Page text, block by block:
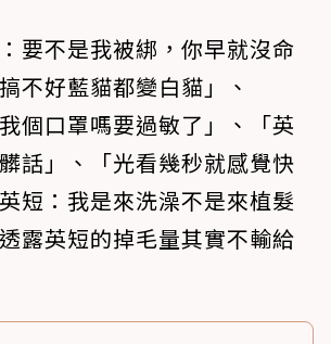
要不是我被綁，你早就沒命
不好藍貓都變白貓」、
個口罩嗎要過敏了」、「英
話」、「光看幾秒就感覺快
短：我是來洗澡不是來植髮
露英短的掉毛量其實不輸給